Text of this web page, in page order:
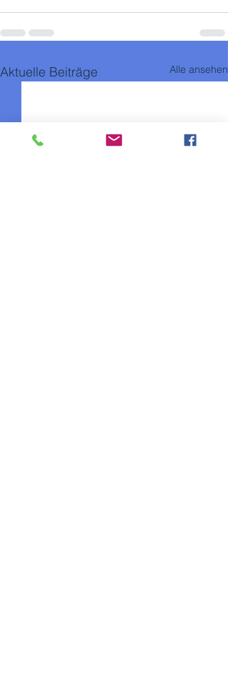
Aktuelle Beiträge Alle ansehen